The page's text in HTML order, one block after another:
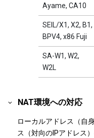
Ayame, CA10
SEIL/X1, X2, B1,
BPV4, x86 Fuji
SA-W1, W2,
W2L
NAT環境への対応
ローカルアドレス（自
ス（対向のIPアドレス